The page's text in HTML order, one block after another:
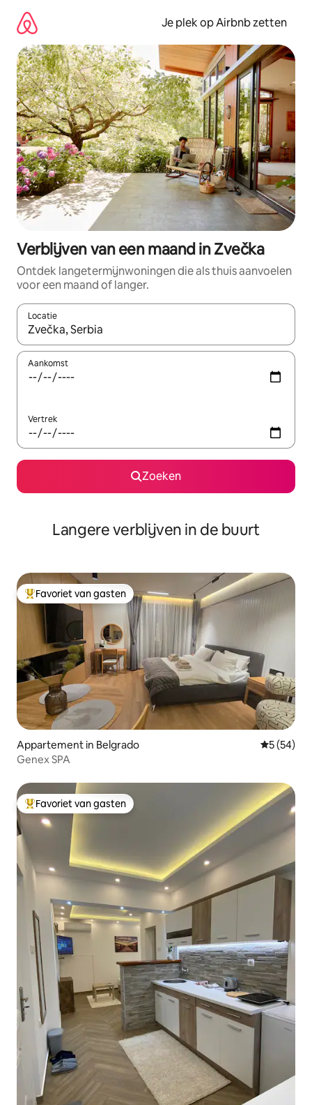
direct
naar
inhoud
Je plek op Airbnb zetten
Verblijven van een maand in Zvečka
Ontdek langetermijnwoningen die als thuis aanvoelen
voor een maand of langer.
Locatie
Wanneer er resultaten beschikbaar zijn, maak je een keuze
Aankomst
Vertrek
Zoeken
Langere verblijven in de buurt
Topfavoriet van gasten
Favoriet van gasten
Appartement in Belgrado
5 (54)
Genex SPA
Topfavoriet van gasten
Favoriet van gasten